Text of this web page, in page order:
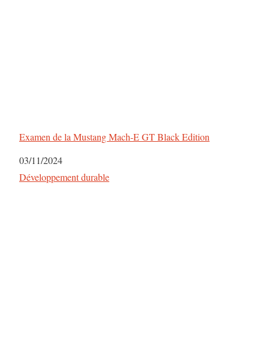
Examen de la Mustang Mach-E GT Black Edition
Date
03/11/2024
Par rapport à
Développement durable